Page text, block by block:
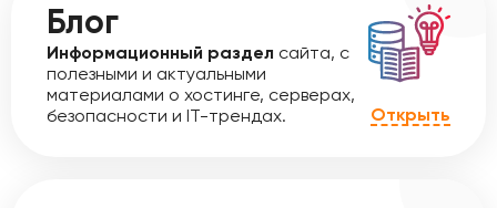
Блог
Информационный раздел сайта, с
полезными и актуальными
материалами о хостинге, серверах,
безопасности и IT-трендах.
Открыть